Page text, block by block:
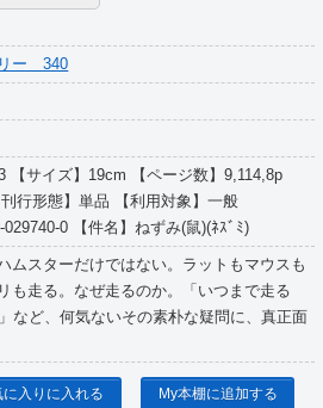
ー 340
【サイズ】19cm 【ページ数】9,114,8p
刊行形態】単品 【利用対象】一般
029740-0 【件名】ねずみ(鼠)(ﾈｽﾞﾐ)
ムスターだけではない。ラットもマウスも
も走る。なぜ走るのか。「いつまで走る
など、何気ないその素朴な疑問に、真正面
に入りに入れる My本棚に追加する